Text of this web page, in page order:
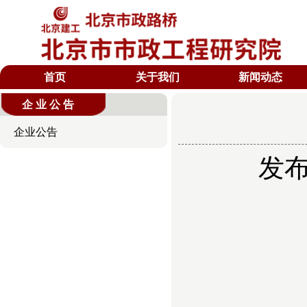
首页 关于我们 新闻动态
企业公告
企业公告
发